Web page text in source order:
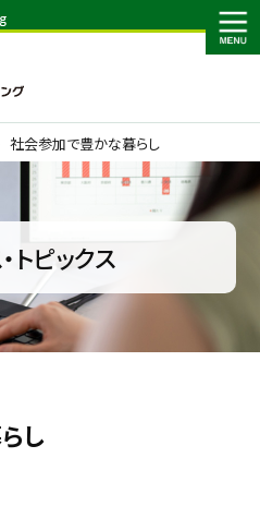
社会参加で豊かな暮らし
トピックス
し